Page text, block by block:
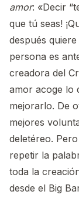
amor: «Decir
que tú seas!
después
persona es
creadora del
amor acoge lo
mejorarlo. De
mejores
deletéreo.
repetir la
toda la
desde el Big